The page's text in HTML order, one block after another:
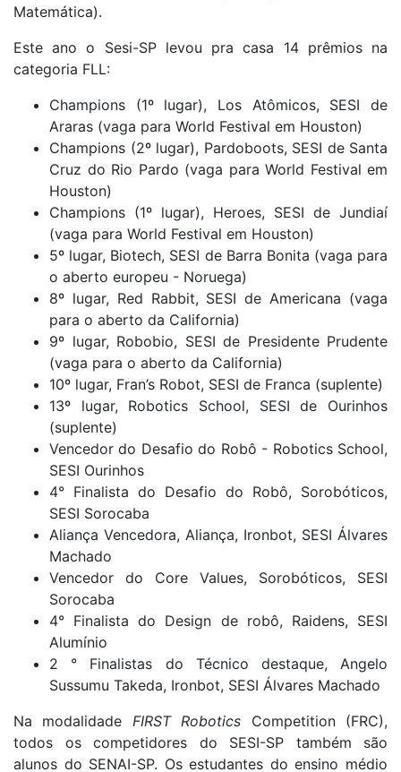
Matemática).
Este ano o Sesi-SP levou pra casa 14 prêmios na
categoria FLL:
Champions (1º lugar), Los Atômicos, SESI de
Araras (vaga para World Festival em Houston)
Champions (2º lugar), Pardoboots, SESI de Santa
Cruz do Rio Pardo (vaga para World Festival em
Houston)
Champions (1º lugar), Heroes, SESI de Jundiaí
(vaga para World Festival em Houston)
5º lugar, Biotech, SESI de Barra Bonita (vaga para
o aberto europeu - Noruega)
8º lugar, Red Rabbit, SESI de Americana (vaga
para o aberto da California)
9º lugar, Robobio, SESI de Presidente Prudente
(vaga para o aberto da California)
10º lugar, Fran’s Robot, SESI de Franca (suplente)
13º lugar, Robotics School, SESI de Ourinhos
(suplente)
Vencedor do Desafio do Robô - Robotics School,
SESI Ourinhos
4° Finalista do Desafio do Robô, Sorobóticos,
SESI Sorocaba
Aliança Vencedora, Aliança, Ironbot, SESI Álvares
Machado
Vencedor do Core Values, Sorobóticos, SESI
Sorocaba
4° Finalista do Design de robô, Raidens, SESI
Alumínio
2 ° Finalistas do Técnico destaque, Angelo
Sussumu Takeda, Ironbot, SESI Álvares Machado
Na modalidade FIRST Robotics Competition (FRC),
todos os competidores do SESI-SP também são
alunos do SENAI-SP. Os estudantes do ensino médio